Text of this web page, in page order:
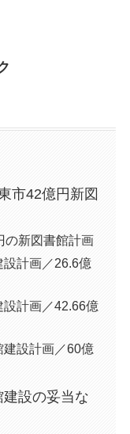
市42億円新図
の新図書館計画
計画／26.6億
計画／42.66億
設計画／60億
建設の妥当な